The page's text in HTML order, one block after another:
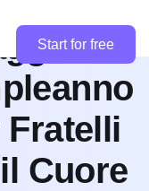
Start for free
e
Cuore